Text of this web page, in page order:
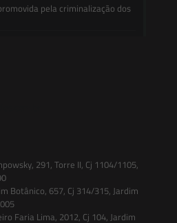
pela criminalização dos
291, Torre II, Cj 1104/1105,
Botânico, 657, Cj 314/315, Jardim
Faria Lima, 2012, Cj 104, Jardim